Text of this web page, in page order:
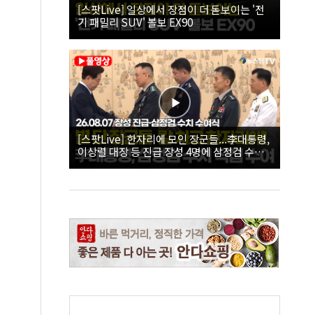
[스팟Live] 일상에서 장점이 더 돋보이는 '전
기 패밀리 SUV' 볼보 EX90
[스팟Live] 한자리에 모인 장군들...李대통령,
이상렬 대장 등 진급 장성 4명에 삼정검 수치
직접 수여｜26.08.07 장성 진급·삼정검 수치